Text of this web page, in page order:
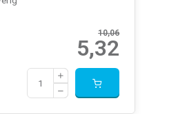
10,06
5,32